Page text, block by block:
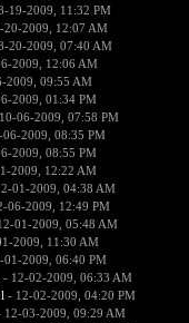
19-2009, 11:32 PM
2009, 12:07 AM
20-2009, 07:40 AM
2009, 12:06 AM
2009, 09:55 AM
2009, 01:34 PM
06-2009, 07:58 PM
2009, 08:35 PM
2009, 08:55 PM
2009, 12:22 AM
01-2009, 04:38 AM
06-2009, 12:49 PM
01-2009, 05:48 AM
2009, 11:30 AM
01-2009, 06:40 PM
- 12-02-2009, 06:33 AM
- 12-02-2009, 04:20 PM
03-2009, 09:29 AM